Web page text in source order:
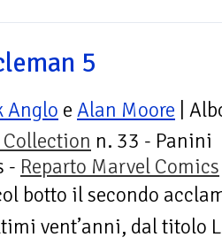
5
Anglo e Alan Moore |
n. 33 - Panini
- Reparto Marvel Comics
botto il secondo
vent’anni, dal titolo